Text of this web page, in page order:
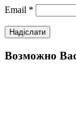
Email *
Возможно Вас